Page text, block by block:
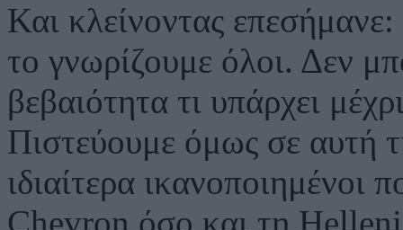
Και κλείνοντας
το γνωρίζουμε όλοι. Δεν
βεβαιότητα τι υπάρχει
Πιστεύουμε όμως σε αυτή
ιδιαίτερα ικανοποιημένοι